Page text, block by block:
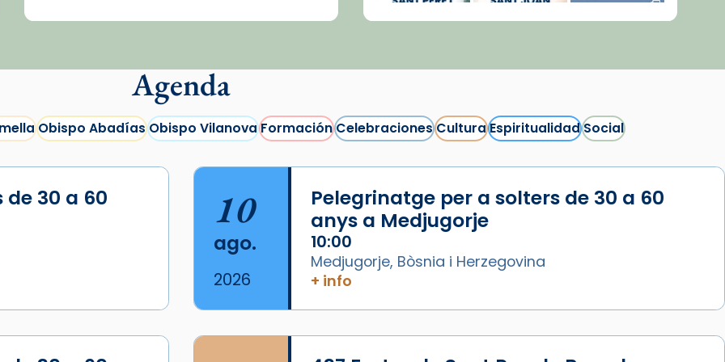
Cargar más...
Agenda
Obispo AbadíasObispo VilanovaFormaciónCelebracionesCulturaEspiritualidadSocial
30 a 60
10
ago.
2026
Pelegrinatge per a solters de 30 a 60
anys a Medjugorje
10:00
Medjugorje, Bòsnia i Herzegovina
+ info